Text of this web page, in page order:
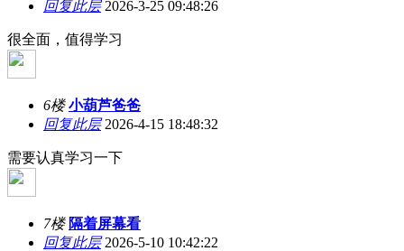
回复此层2026-3-25 09:48:26
很全面，值得学习
6楼 小葫芦爸爸
回复此层2026-4-15 18:48:32
需要认真学习一下
7楼 隔着屏幕看
回复此层2026-5-10 10:42:22